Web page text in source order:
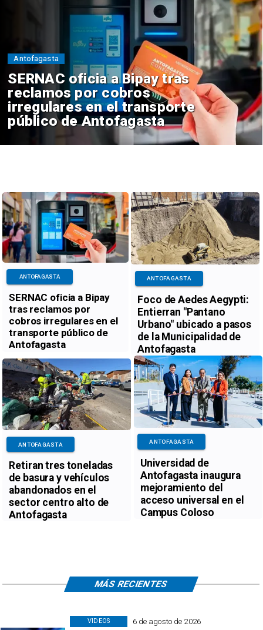
SERNAC oficia a Bipay tras
reclamos por cobros
irregulares en el transporte
público de Antofagasta
Antofagasta
SERNAC oficia a Bipay
tras reclamos por
cobros irregulares en el
transporte público de
Antofagasta
ANTOFAGASTA
Foco de Aedes Aegypti:
Entierran "Pantano
Urbano" ubicado a pasos
de la Municipalidad de
Antofagasta
ANTOFAGASTA
Retiran tres toneladas
de basura y vehículos
abandonados en el
sector centro alto de
Antofagasta
ANTOFAGASTA
Universidad de
Antofagasta inaugura
mejoramiento del
acceso universal en el
Campus Coloso
ANTOFAGASTA
6 de agosto de 2026
VIDEOS
MÁS RECIENTES